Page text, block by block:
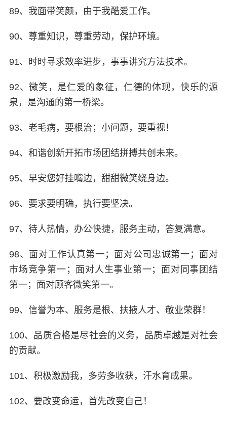
89、我面带笑颜，由于我酷爱工作。
90、尊重知识，尊重劳动，保护环境。
91、时时寻求效率进步，事事讲究方法技术。
92、微笑，是仁爱的象征，仁德的体现，快乐的源
泉，是沟通的第一桥梁。
93、老毛病，要根治；小问题，要重视！
94、和谐创新开拓市场团结拼搏共创未来。
95、早安您好挂嘴边，甜甜微笑绕身边。
96、要求要明确，执行要坚决。
97、待人热情，办公快捷，服务主动，答复满意。
98、面对工作认真第一；面对公司忠诚第一；面对
市场竞争第一；面对人生事业第一；面对同事团结
第一；面对顾客微笑第一。
99、信誉为本、服务是根、扶掖人才、敬业荣群！
100、品质合格是尽社会的义务，品质卓越是对社会
的贡献。
101、积极激励我，多劳多收获，汗水育成果。
102、要改变命运，首先改变自己！